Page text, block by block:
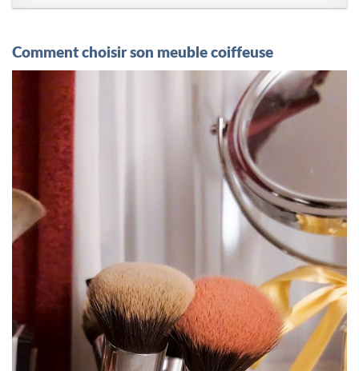
Comment choisir son meuble coiffeuse